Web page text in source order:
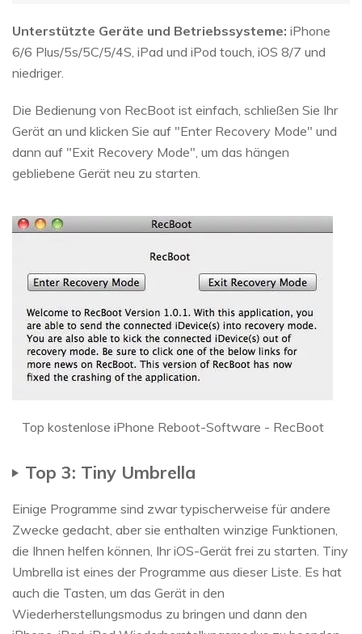
Unterstützte Geräte und Betriebssysteme: iPhone
6/6 Plus/5s/5C/5/4S, iPad und iPod touch, iOS 8/7 und
niedriger.
Die Bedienung von RecBoot ist einfach, schließen Sie Ihr
Gerät an und klicken Sie auf "Enter Recovery Mode" und
dann auf "Exit Recovery Mode", um das hängen
gebliebene Gerät neu zu starten.
Top kostenlose iPhone Reboot-Software - RecBoot
Top 3: Tiny Umbrella
Einige Programme sind zwar typischerweise für andere
Zwecke gedacht, aber sie enthalten winzige Funktionen,
die Ihnen helfen können, Ihr iOS-Gerät frei zu starten. Tiny
Umbrella ist eines der Programme aus dieser Liste. Es hat
auch die Tasten, um das Gerät in den
Wiederherstellungsmodus zu bringen und dann den